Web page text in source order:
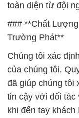
toàn diện từ đội
### **Chất
Trường Phát**
Chúng tôi xác
của chúng tôi.
đã giúp chúng tôi
tin cậy với đối tác
khi đến tay